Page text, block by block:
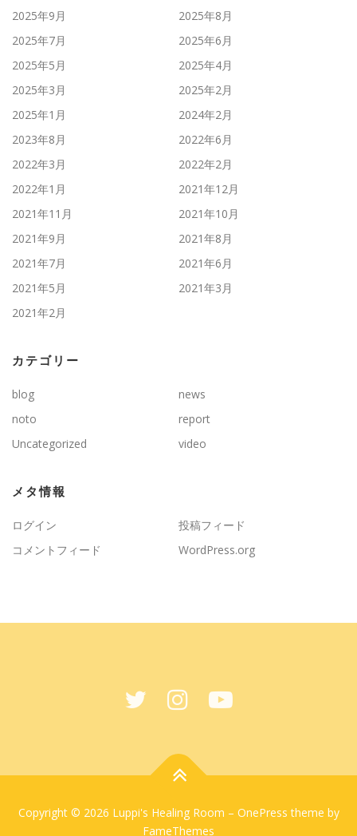
2025年9月
2025年8月
2025年7月
2025年6月
2025年5月
2025年4月
2025年3月
2025年2月
2025年1月
2024年2月
2023年8月
2022年6月
2022年3月
2022年2月
2022年1月
2021年12月
2021年11月
2021年10月
2021年9月
2021年8月
2021年7月
2021年6月
2021年5月
2021年3月
2021年2月
カテゴリー
blog
news
noto
report
Uncategorized
video
メタ情報
ログイン
投稿フィード
コメントフィード
WordPress.org
Copyright © 2026 Luppi's Healing Room – OnePress theme by
FameThemes